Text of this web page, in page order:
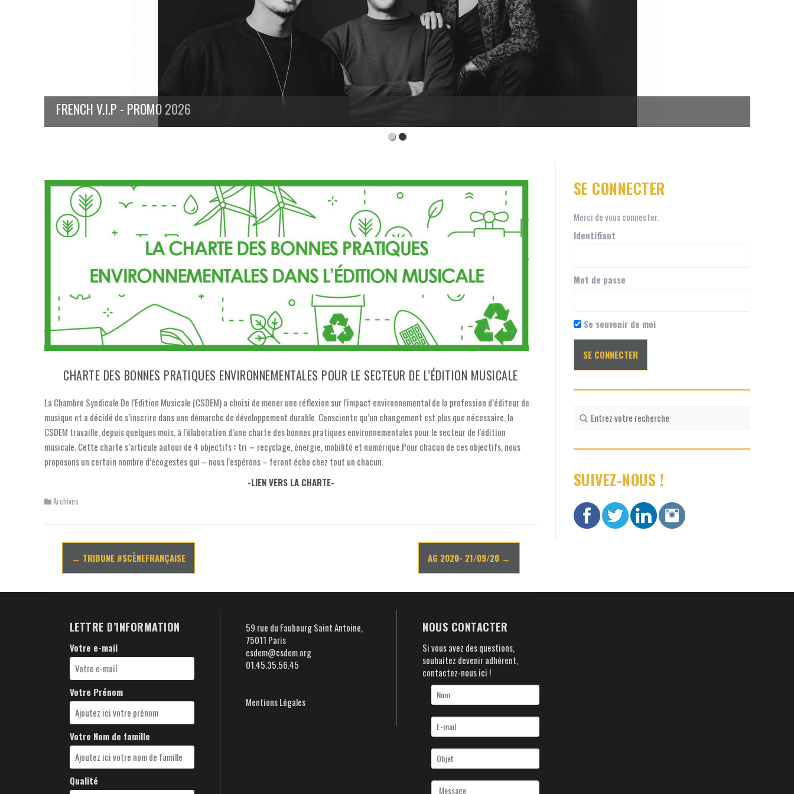
FRENCH V.I.P - PROMO 2026
CHARTE DES BONNES PRATIQUES ENVIRONNEMENTALES POUR LE SECTEUR DE L’ÉDITION MUSICALE
La Chambre Syndicale De l’Edition Musicale (CSDEM) a choisi de mener une réflexion sur l’impact environnemental de la profession d’éditeur de
musique et a décidé de s’inscrire dans une démarche de développement durable. Consciente qu’un changement est plus que nécessaire, la
CSDEM travaille, depuis quelques mois, à l’élaboration d’une charte des bonnes pratiques environnementales pour le secteur de l’édition
musicale. Cette charte s’articule autour de 4 objectifs: tri – recyclage, énergie, mobilité et numérique.Pour chacun de ces objectifs, nous
proposons un certain nombre d’écogestes qui – nous l’espérons – feront écho chez tout un chacun.
-LIEN VERS LA CHARTE-
Archives
Navigation
d'article
← TRIBUNE #SCÈNEFRANÇAISE AG 2020- 21/09/20 →
SE CONNECTER
Merci de vous connecter.
Identifiant
Mot de passe
Se souvenir de moi
Recherche
pour
SUIVEZ-NOUS !
LETTRE D’INFORMATION
Votre e-mail
Votre Prénom
Votre Nom de famille
Qualité
59 rue du Faubourg Saint Antoine,
75011 Paris
csdem@csdem.org
01.45.35.56.45
Mentions Légales
NOUS CONTACTER
Si vous avez des questions,
souhaitez devenir adhérent,
contactez-nous ici !